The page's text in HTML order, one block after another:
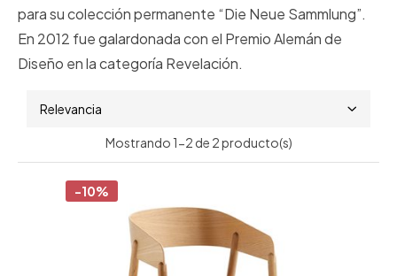
para su colección permanente “Die Neue Sammlung”.
En 2012 fue galardonada con el Premio Alemán de
Diseño en la categoría Revelación.
Relevancia
Mostrando 1-2 de 2 producto(s)
-10%